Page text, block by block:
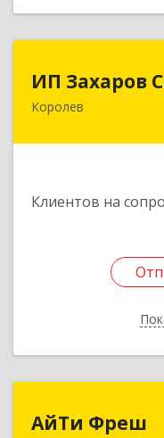
ИП Захаров
Королев
Клиентов на
ИП
АйТи Фреш